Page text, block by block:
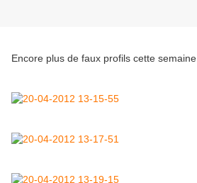
Encore plus de faux profils cette semaine